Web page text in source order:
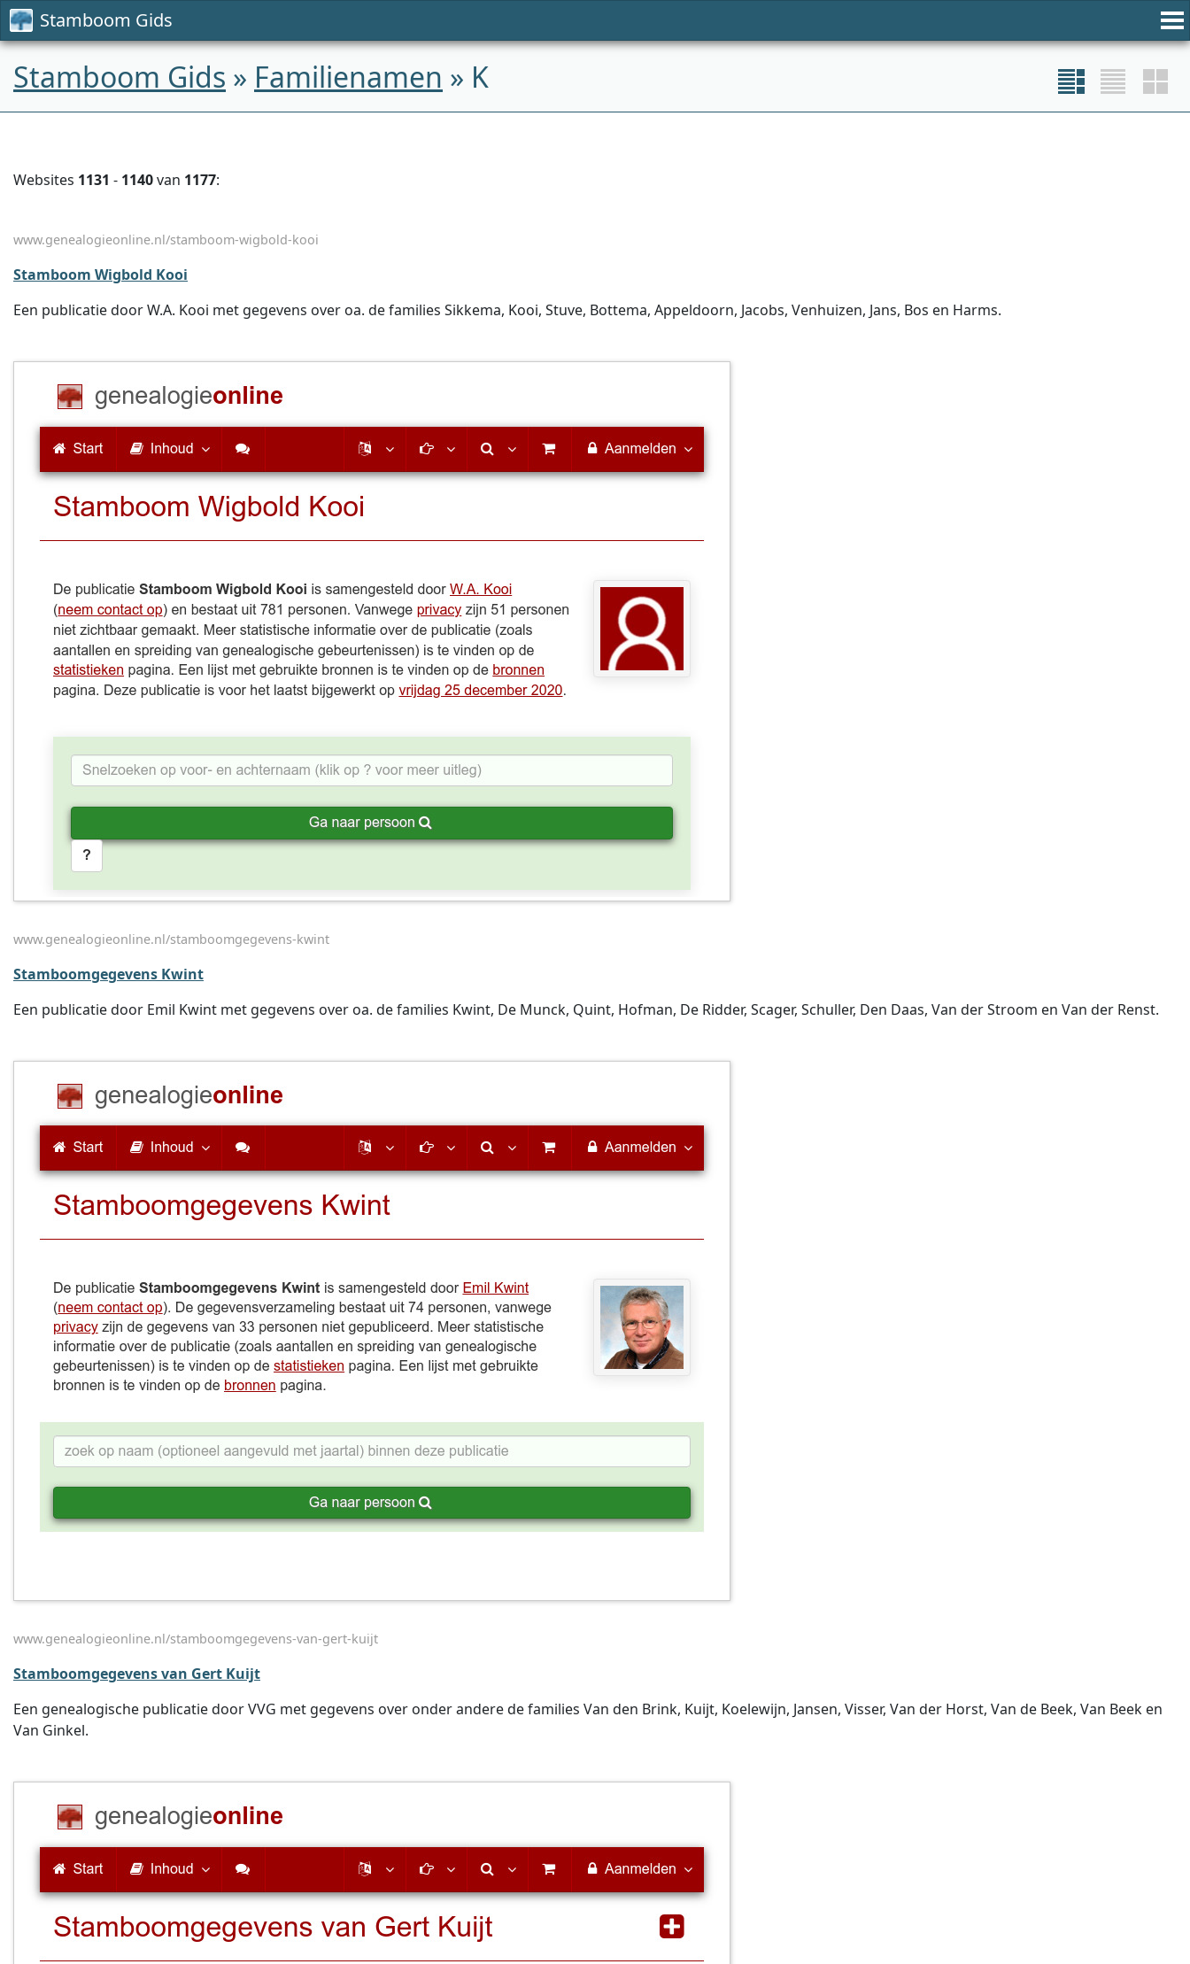
Stamboom Gids
Stamboom Gids » Familienamen » K
Websites 1131 - 1140van 1177:
www.genealogieonline.nl/stamboom-wigbold-kooi
Stamboom Wigbold Kooi
Een publicatie door W.A. Kooi met gegevens over oa. de families Sikkema, Kooi, Stuve, Bottema, Appeldoorn, Jacobs, Venhuizen, Jans, Bos en Harms.
www.genealogieonline.nl/stamboomgegevens-kwint
Stamboomgegevens Kwint
Een publicatie door Emil Kwint met gegevens over oa. de families Kwint, De Munck, Quint, Hofman, De Ridder, Scager, Schuller, Den Daas, Van der Stroom en Van der Renst.
www.genealogieonline.nl/stamboomgegevens-van-gert-kuijt
Stamboomgegevens van Gert Kuijt
Een genealogische publicatie door VVG met gegevens over onder andere de families Van den Brink, Kuijt, Koelewijn, Jansen, Visser, Van der Horst, Van de Beek, Van Beek en
Van Ginkel.